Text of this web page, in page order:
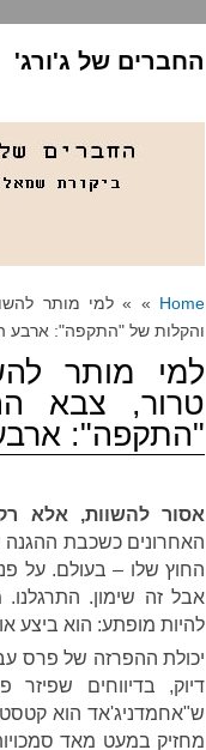
החברים של ג'ורג'
Home » » למי מותר
והקלות של "התקפה": ארבע
למי מותר
טרור, צבא
"התקפה":
אסור להשוות, אלא
האחרונים כשכבת ההגנה
החוץ שלו – בעולם. על
אבל זה שימון.
להיות מופתע: הוא ביצע
יכולת ההפרזה של פרס
דיוק, בדיווחים
ש"אחמדניג'אד הוא
מחזיק במעט מאד